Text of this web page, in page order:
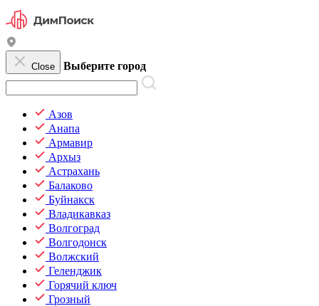
Close Выберите город
Азов
Анапа
Армавир
Архыз
Астрахань
Балаково
Буйнакск
Владикавказ
Волгоград
Волгодонск
Волжский
Геленджик
Горячий ключ
Грозный